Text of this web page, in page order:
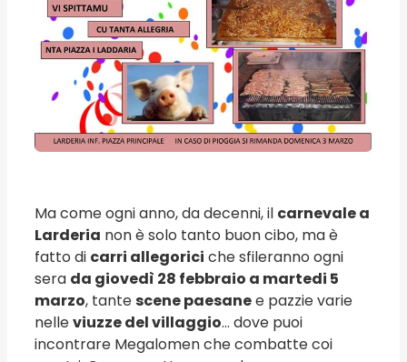
Ma come ogni anno, da decenni, il carnevale a
Larderia non è solo tanto buon cibo, ma è
fatto di carri allegorici che sfileranno ogni
sera da giovedì 28 febbraio a martedi 5
marzo, tantescene paesanee pazzie varie
nelleviuzze del villaggio... dove puoi
incontrare Megalomen che combatte coi